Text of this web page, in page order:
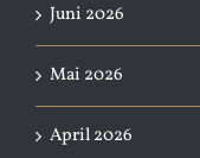
Juni 2026
Mai 2026
April 2026